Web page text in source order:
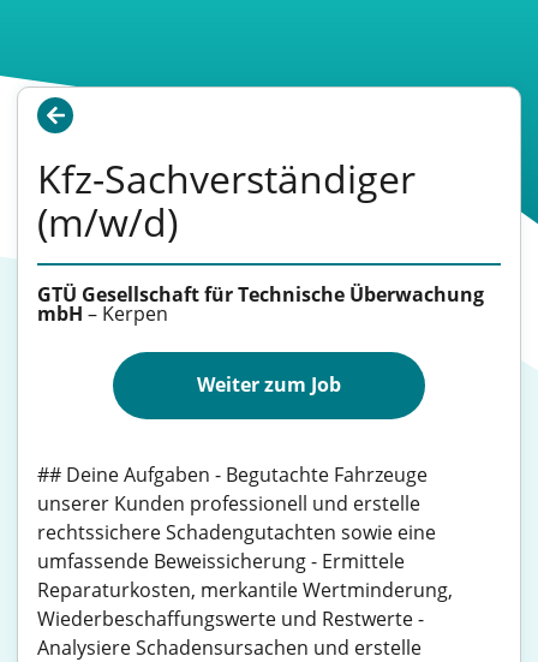
Kfz-Sachverständiger
(m/w/d)
GTÜ Gesellschaft für Technische Überwachung
mbH – Kerpen
Weiter zum Job
## Deine Aufgaben - Begutachte Fahrzeuge
unserer Kunden professionell und erstelle
rechtssichere Schadengutachten sowie eine
umfassende Beweissicherung - Ermittele
Reparaturkosten, merkantile Wertminderung,
Wiederbeschaffungswerte und Restwerte -
Analysiere Schadensursachen und erstelle